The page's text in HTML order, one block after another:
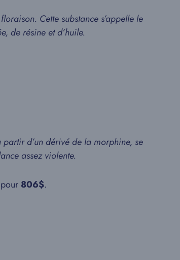
Cette substance s’appelle le
de résine et d’huile.
d’un dérivé de la morphine, se
assez violente.
806$.